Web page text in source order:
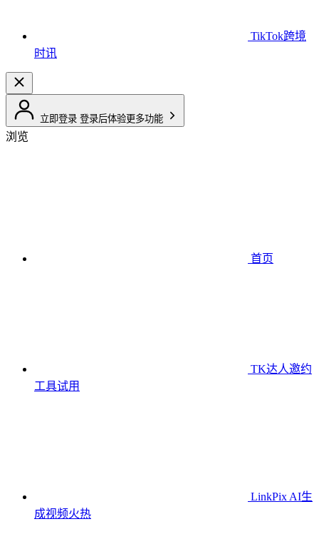
TikTok跨境
时讯
立即登录 登录后体验更多功能
浏览
首页
TK达人邀约
工具试用
LinkPix AI生
成视频火热